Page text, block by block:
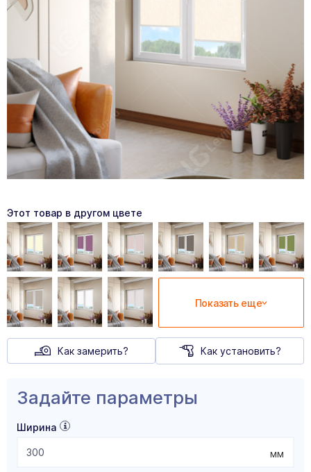
Этот товар в другом цвете
Показать еще
Как замерить? Как установить?
Задайте параметры
Ширина
мм